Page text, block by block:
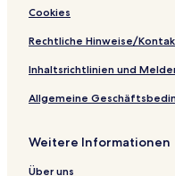
Cookies
Rechtliche Hinweise/
Inhaltsrichtlinien und
Allgemeine
Weitere Informationen
Über uns